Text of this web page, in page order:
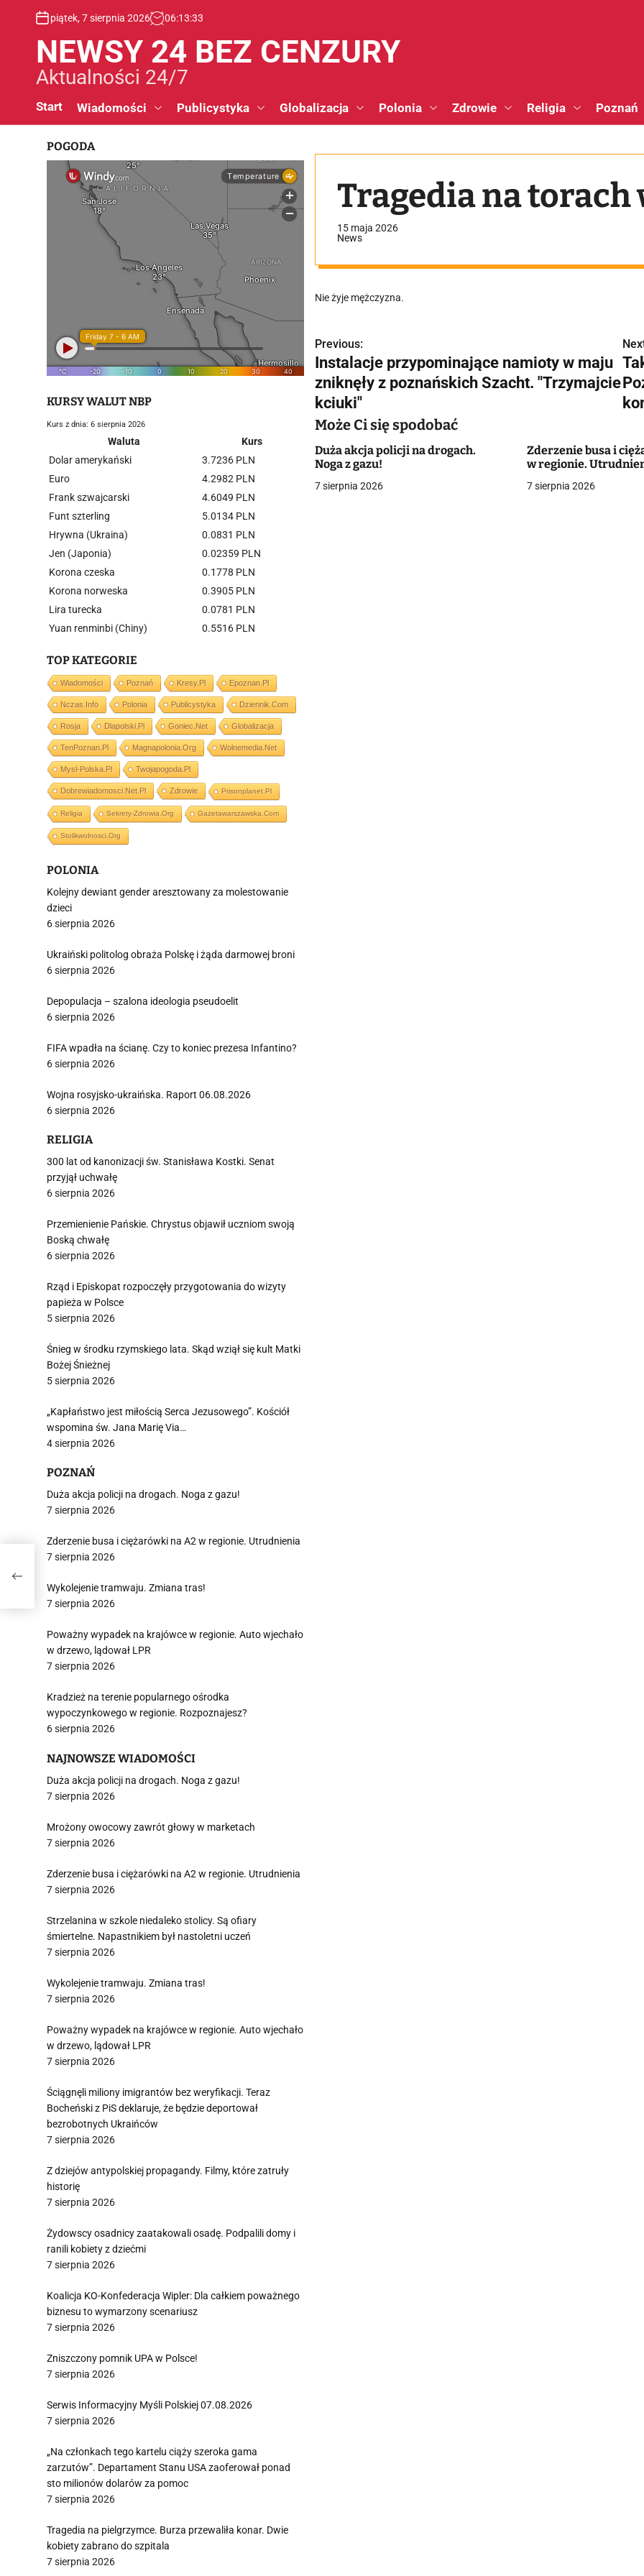
piątek, 7 sierpnia 2026 06:13:33
NEWSY 24 BEZ CENZURY
Aktualności 24/7
Start Wiadomości Publicystyka Globalizacja Polonia Zdrowie Religia Poznań
Tragedia na torach
15 maja 2026
News
Nie żyje mężczyzna.
N
a
w
i
g
a
Previous:
Instalacje przypominające namioty w maju
zniknęły z poznańskich Szacht. "Trzymajcie
kciuki"
Może Ci się spodobać
Duża akcja policji na drogach.
Noga z gazu!
7 sierpnia 2026
Zderzenie busa i
w regionie.
7 sierpnia 2026
POGODA
KURSY WALUT NBP
Kurs z dnia: 6 sierpnia 2026
Waluta
Kurs
Dolar amerykański
3.7236 PLN
Euro
4.2982 PLN
Frank szwajcarski
4.6049 PLN
Funt szterling
5.0134 PLN
Hrywna (Ukraina)
0.0831 PLN
Jen (Japonia)
0.02359 PLN
Korona czeska
0.1778 PLN
Korona norweska
0.3905 PLN
Lira turecka
0.0781 PLN
Yuan renminbi (Chiny)
0.5516 PLN
TOP KATEGORIE
Wiadomości Poznań Kresy.pl Epoznan.pl
Nczas.info Polonia Publicystyka Dziennik.com
Rosja Dlapolski.pl Goniec.net Globalizacja
TenPoznan.pl Magnapolonia.org Wolnemedia.net
Mysl-Polska.pl Twojapogoda.pl
Dobrewiadomosci.net.pl Zdrowie Prisonplanet.pl
Religia Sekrety-Zdrowia.org Gazetawarszawska.com
Stolikwolnosci.org
POLONIA
Kolejny dewiant gender aresztowany za molestowanie
dzieci
6 sierpnia 2026
Ukraiński politolog obraża Polskę i żąda darmowej broni
6 sierpnia 2026
Depopulacja – szalona ideologia pseudoelit
6 sierpnia 2026
FIFA wpadła na ścianę. Czy to koniec prezesa Infantino?
6 sierpnia 2026
Wojna rosyjsko-ukraińska. Raport 06.08.2026
6 sierpnia 2026
RELIGIA
300 lat od kanonizacji św. Stanisława Kostki. Senat
przyjął uchwałę
6 sierpnia 2026
Przemienienie Pańskie. Chrystus objawił uczniom swoją
Boską chwałę
6 sierpnia 2026
Rząd i Episkopat rozpoczęły przygotowania do wizyty
papieża w Polsce
5 sierpnia 2026
Śnieg w środku rzymskiego lata. Skąd wziął się kult Matki
Bożej Śnieżnej
5 sierpnia 2026
„Kapłaństwo jest miłością Serca Jezusowego”. Kościół
wspomina św. Jana Marię Via…
4 sierpnia 2026
POZNAŃ
Duża akcja policji na drogach. Noga z gazu!
7 sierpnia 2026
Zderzenie busa i ciężarówki na A2 w regionie. Utrudnienia
7 sierpnia 2026
Wykolejenie tramwaju. Zmiana tras!
7 sierpnia 2026
Poważny wypadek na krajówce w regionie. Auto wjechało
w drzewo, lądował LPR
7 sierpnia 2026
Kradzież na terenie popularnego ośrodka
wypoczynkowego w regionie. Rozpoznajesz?
6 sierpnia 2026
NAJNOWSZE WIADOMOŚCI
Duża akcja policji na drogach. Noga z gazu!
7 sierpnia 2026
Mrożony owocowy zawrót głowy w marketach
7 sierpnia 2026
Zderzenie busa i ciężarówki na A2 w regionie. Utrudnienia
7 sierpnia 2026
Strzelanina w szkole niedaleko stolicy. Są ofiary
śmiertelne. Napastnikiem był nastoletni uczeń
7 sierpnia 2026
Wykolejenie tramwaju. Zmiana tras!
7 sierpnia 2026
Poważny wypadek na krajówce w regionie. Auto wjechało
w drzewo, lądował LPR
7 sierpnia 2026
Ściągnęli miliony imigrantów bez weryfikacji. Teraz
Bocheński z PiS deklaruje, że będzie deportował
bezrobotnych Ukraińców
7 sierpnia 2026
Z dziejów antypolskiej propagandy. Filmy, które zatruły
historię
7 sierpnia 2026
Żydowscy osadnicy zaatakowali osadę. Podpalili domy i
ranili kobiety z dziećmi
7 sierpnia 2026
Koalicja KO-Konfederacja Wipler: Dla całkiem poważnego
biznesu to wymarzony scenariusz
7 sierpnia 2026
Zniszczony pomnik UPA w Polsce!
7 sierpnia 2026
Serwis Informacyjny Myśli Polskiej 07.08.2026
7 sierpnia 2026
„Na członkach tego kartelu ciąży szeroka gama
zarzutów”. Departament Stanu USA zaoferował ponad
sto milionów dolarów za pomoc
7 sierpnia 2026
Tragedia na pielgrzymce. Burza przewaliła konar. Dwie
kobiety zabrano do szpitala
7 sierpnia 2026